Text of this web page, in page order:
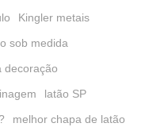
Kingler metais
sob medida
decoração
latão SP
melhor chapa de latão